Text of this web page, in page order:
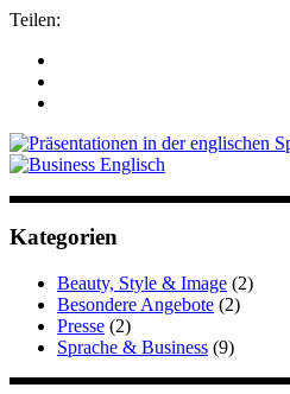
Teilen:
Kategorien
Beauty, Style & Image (2)
Besondere Angebote (2)
Presse (2)
Sprache & Business (9)